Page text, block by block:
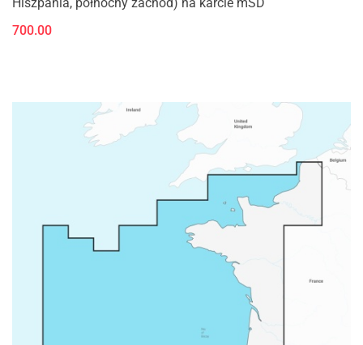
700.00